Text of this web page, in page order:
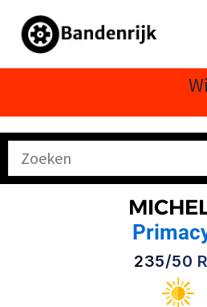
naar
235/50